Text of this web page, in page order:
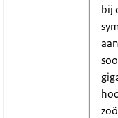
bij